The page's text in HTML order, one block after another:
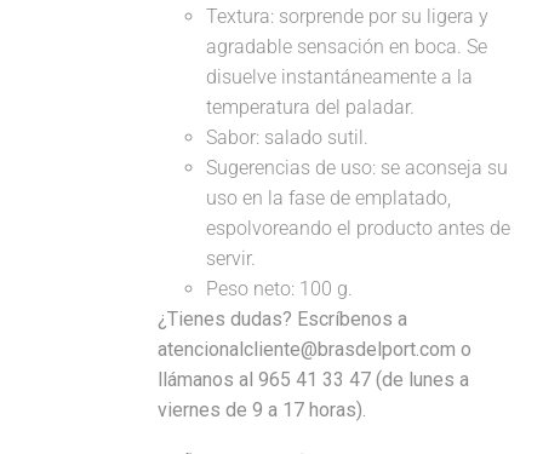
Textura: sorprende por su ligera y
agradable sensación en boca. Se
disuelve instantáneamente a la
temperatura del paladar.
Sabor: salado sutil.
Sugerencias de uso: se aconseja su
uso en la fase de emplatado,
espolvoreando el producto antes de
servir.
Peso neto: 100 g.
¿Tienes dudas? Escríbenos a
atencionalcliente@brasdelport.com o
llámanos al 965 41 33 47 (de lunes a
viernes de 9 a 17 horas).